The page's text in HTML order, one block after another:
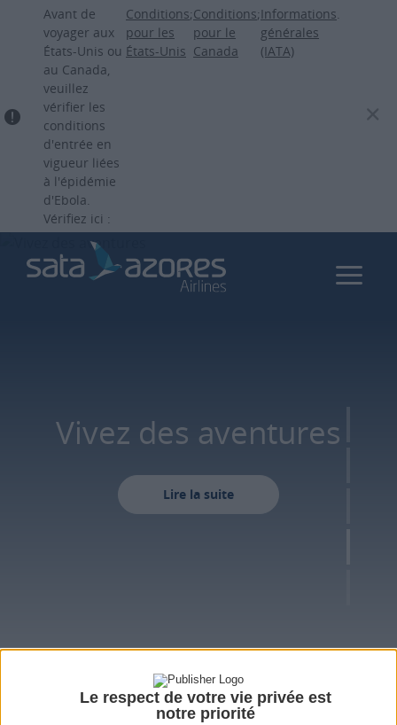
Le respect de votre vie privée est
notre priorité
Aller
au
contenu
Avant de
voyager aux
États-Unis ou
au Canada,
veuillez
vérifier les
conditions
d'entrée en
vigueur liées
à l'épidémie
d'Ebola.
Vérifiez ici :
Conditions
pour les
États-Unis
;Conditions
pour le
Canada
;Informations
générales
(IATA)
.
Vivez des aventures
Lire la suite